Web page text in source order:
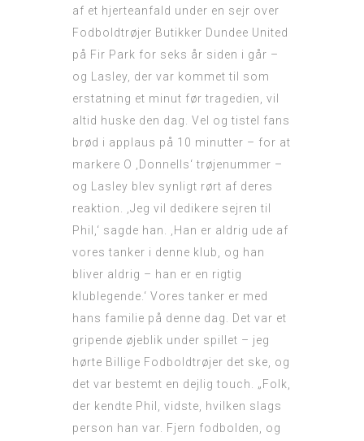
af et hjerteanfald under en sejr over
Fodboldtrøjer Butikker Dundee United
på Fir Park for seks år siden i går –
og Lasley, der var kommet til som
erstatning et minut før tragedien, vil
altid huske den dag. Vel og tistel fans
brød i applaus på 10 minutter – for at
markere O ‚Donnells‘ trøjenummer –
og Lasley blev synligt rørt af deres
reaktion. ‚Jeg vil dedikere sejren til
Phil,‘ sagde han. ‚Han er aldrig ude af
vores tanker i denne klub, og han
bliver aldrig – han er en rigtig
klublegende.‘ Vores tanker er med
hans familie på denne dag. Det var et
gripende øjeblik under spillet – jeg
hørte Billige Fodboldtrøjer det ske, og
det var bestemt en dejlig touch. „Folk,
der kendte Phil, vidste, hvilken slags
person han var. Fjern fodbolden, og